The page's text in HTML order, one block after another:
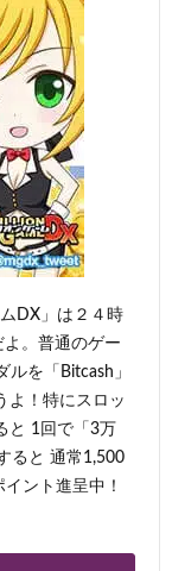
DX」は２４時
。普通のゲー
を「Bitcash」
よ！特にスロッ
と 1回で「3万
ると 通常1,500
ント進呈中！